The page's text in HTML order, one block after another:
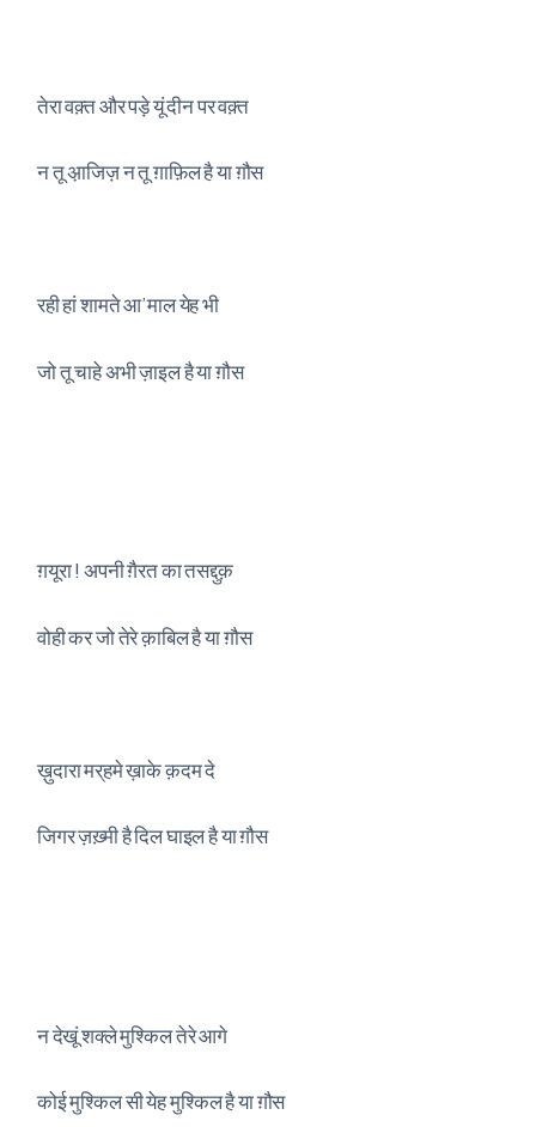
तेरा वक़्त और पड़े यूं दीन पर वक़्त
न तू अ़ाजिज़ न तू ग़ाफ़िल है या ग़ौस
रही हां शामते आ’माल येह भी
जो तू चाहे अभी ज़ाइल है या ग़ौस
ग़यूरा ! अपनी ग़ैरत का तसद्दुक़
वोही कर जो तेरे क़ाबिल है या ग़ौस
ख़ुदारा मर्‌हमे ख़ाके क़दम दे
जिगर ज़ख़्मी है दिल घाइल है या ग़ौस
न देखूं शक्ले मुश्किल तेरे आगे
कोई मुश्किल सी येह मुश्किल है या ग़ौस